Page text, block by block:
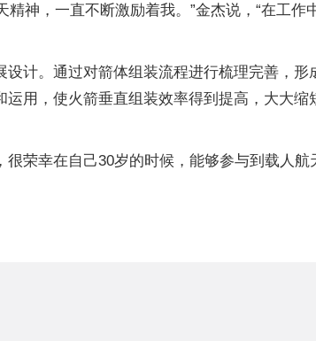
精神，一直不断激励着我。”金杰说，“在工
计。通过对箭体组装流程进行梳理完善，
用，使火箭垂直组装效率得到提高，大大
荣幸在自己30岁的时候，能够参与到载人航